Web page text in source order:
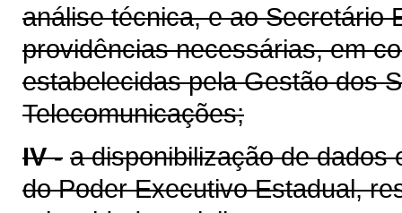
análise técnica, e ao Secretário
providências necessárias, em
estabelecidas pela Gestão dos
Telecomunicações;
IV - a disponibilização de dados
do Poder Executivo Estadual,